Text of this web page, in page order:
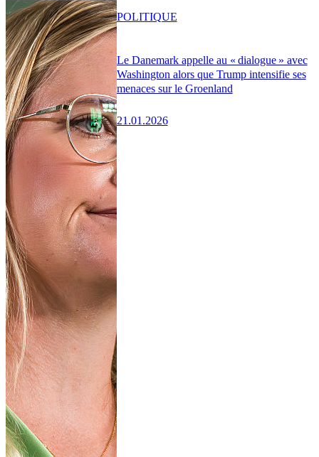
Le Danemark appelle au « dialogue » avec
Washington alors que Trump intensifie ses
menaces sur le Groenland
21.01.2026
POLITIQUE